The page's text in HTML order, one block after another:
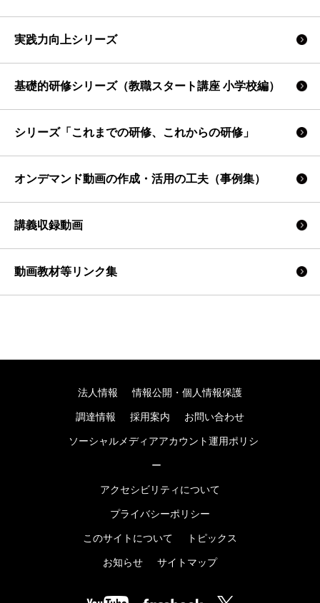
実践力向上シリーズ
基礎的研修シリーズ（教職スタート講座 小学校編）
シリーズ「これまでの研修、これからの研修」
オンデマンド動画の作成・活用の工夫（事例集）
講義収録動画
動画教材等リンク集
法人情報 情報公開・個人情報保護
調達情報 採用案内 お問い合わせ
ソーシャルメディアアカウント運用ポリシ
ー
アクセシビリティについて
プライバシーポリシー
このサイトについて トピックス
お知らせ サイトマップ